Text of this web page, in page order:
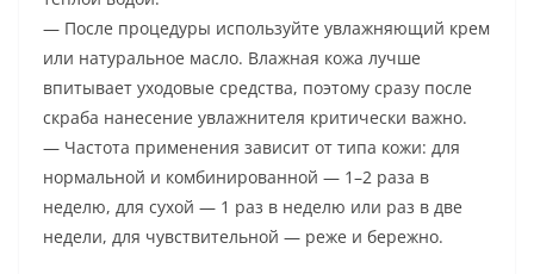
— После процедуры используйте увлажняющий крем
или натуральное масло. Влажная кожа лучше
впитывает уходовые средства, поэтому сразу после
скраба нанесение увлажнителя критически важно.
— Частота применения зависит от типа кожи: для
нормальной и комбинированной — 1–2 раза в
неделю, для сухой — 1 раз в неделю или раз в две
недели, для чувствительной — реже и бережно.